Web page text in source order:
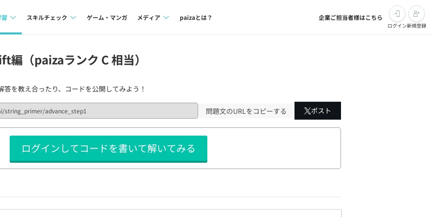
ー
問題集
4択課題
ナレッジ
リファレンス
個人向けプラン
学校向けプラン
スキルチェック
SQL
評価結果一覧
再チャレンジ結果一覧
ゲーム・マンガ メディア paizaとは？ 企業ご担当者様はこちら
ログイン新規登録
編（paizaランク C 相当）
を教え合ったり、コードを公開してみよう！
問題文のURLをコピーする ポスト
ログインしてコードを書いて解いてみる